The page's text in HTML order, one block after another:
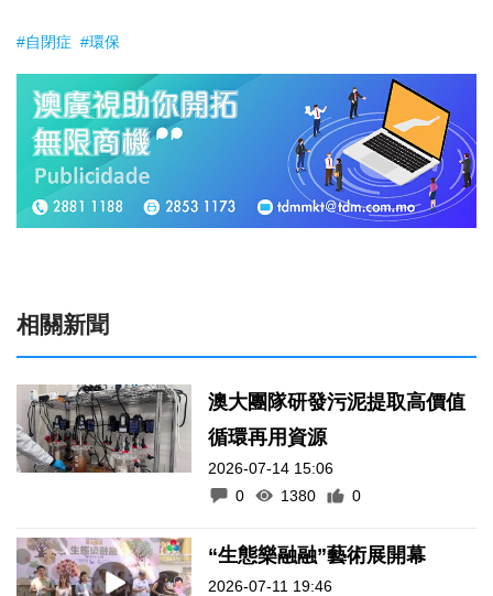
#自閉症 #環保
相關新聞
澳大團隊研發污泥提取高價值
循環再用資源
2026-07-14 15:06
0
1380 0
“生態樂融融”藝術展開幕
2026-07-11 19:46